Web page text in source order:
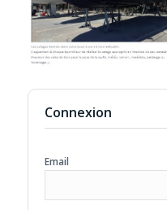
Connexion
Email